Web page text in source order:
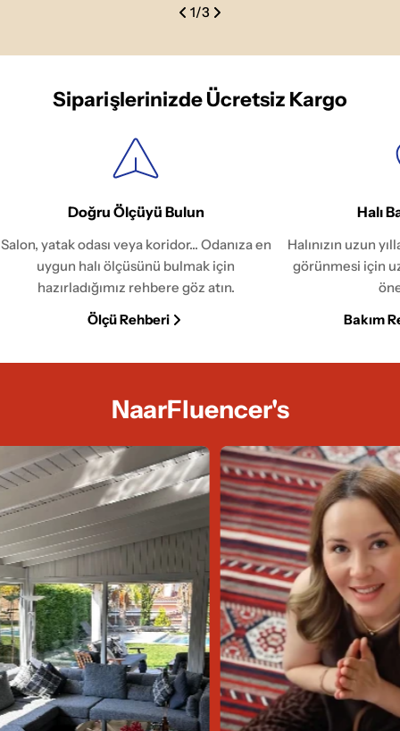
1/3
Siparişlerinizde Ücretsiz Kargo
Doğru Ölçüyü Bulun
Salon, yatak odası veya koridor... Odanıza en
uygun halı ölçüsünü bulmak için
hazırladığımız rehbere göz atın.
Ölçü Rehberi
Halı
Halınızın uzun
görünmesi için
Bakım
NaarFluencer's